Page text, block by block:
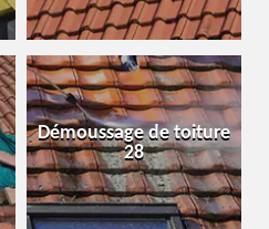
Démoussage de toiture
28